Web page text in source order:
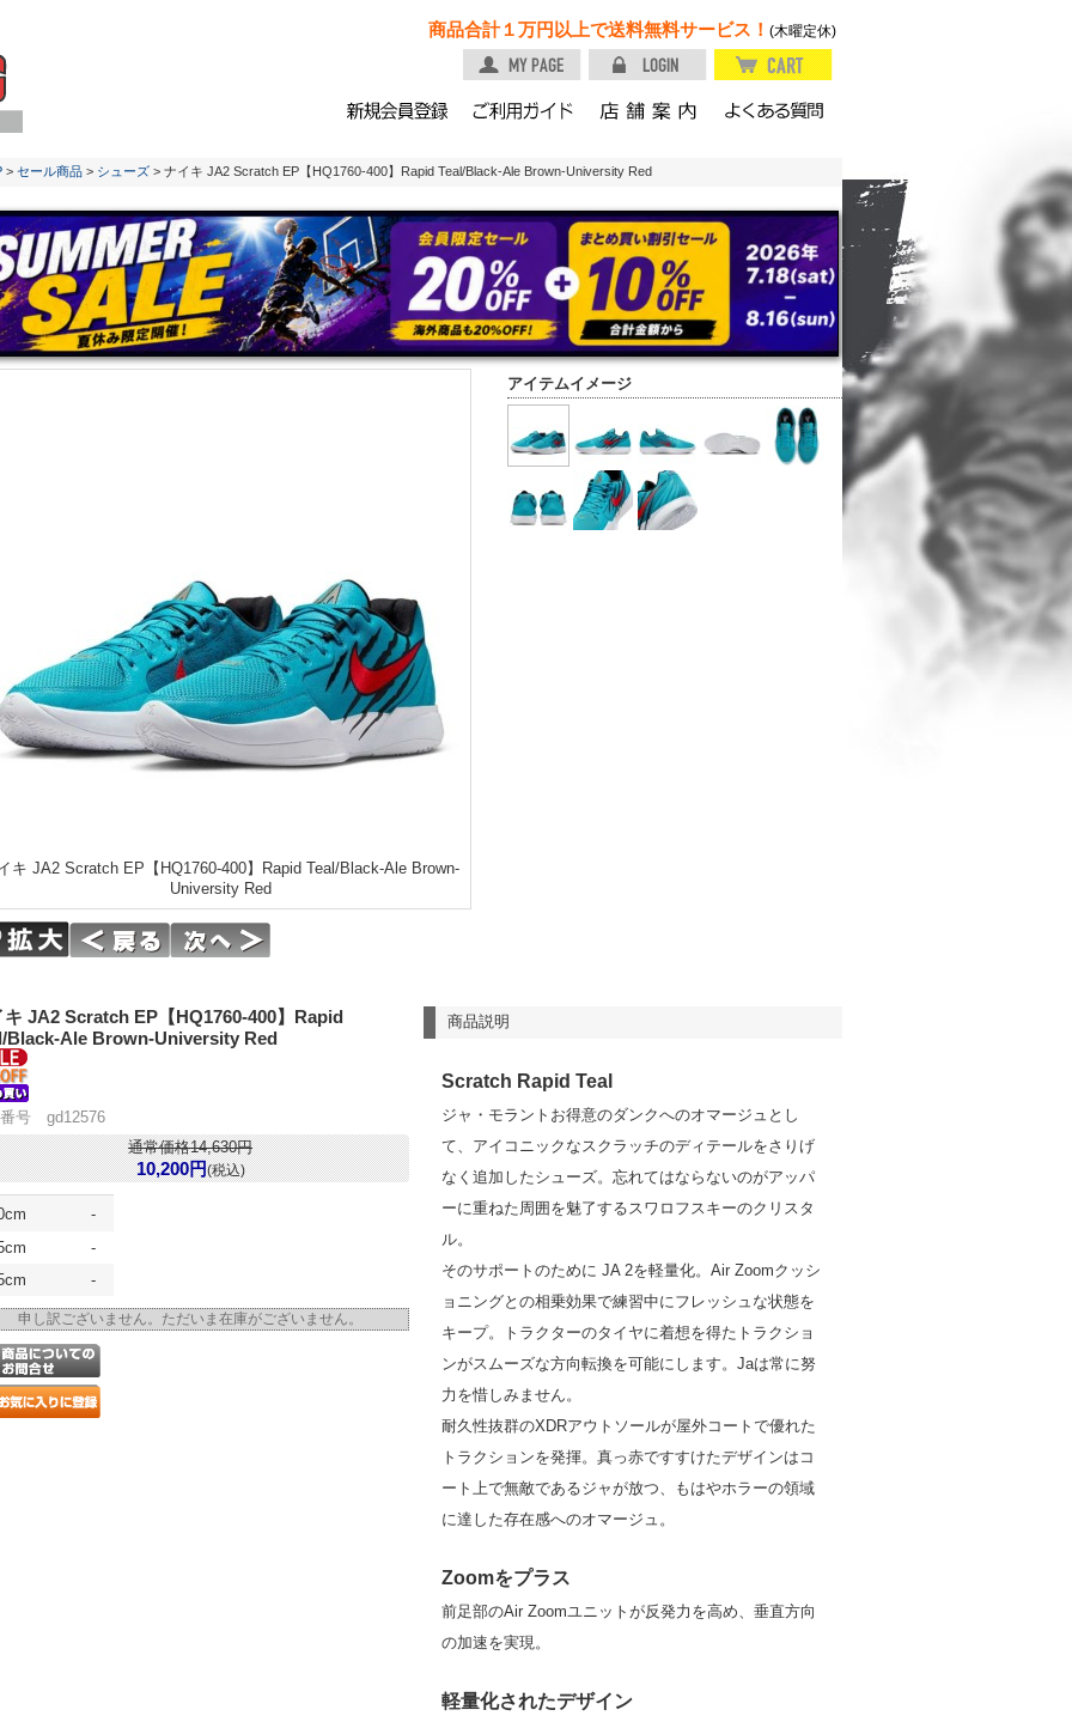
商品合計１万円以上で送料無料サービス！ (木曜定休)
> セール商品 > シューズ > ナイキ JA2 Scratch EP【HQ1760-400】Rapid Teal/Black-Ale Brown-University Red
アイテムイメージ
キ JA2 Scratch EP【HQ1760-400】Rapid Teal/Black-Ale Brown-
University Red
商品説明
Scratch Rapid Teal
ジャ・モラントお得意のダンクへのオマージュとし
て、アイコニックなスクラッチのディテールをさりげ
なく追加したシューズ。忘れてはならないのがアッパ
ーに重ねた周囲を魅了するスワロフスキーのクリスタ
ル。
そのサポートのために JA 2を軽量化。Air Zoomクッシ
ョニングとの相乗効果で練習中にフレッシュな状態を
キープ。トラクターのタイヤに着想を得たトラクショ
ンがスムーズな方向転換を可能にします。Jaは常に努
力を惜しみません。
耐久性抜群のXDRアウトソールが屋外コートで優れた
トラクションを発揮。真っ赤ですすけたデザインはコ
ート上で無敵であるジャが放つ、もはやホラーの領域
に達した存在感へのオマージュ。
Zoomをプラス
前足部のAir Zoomユニットが反発力を高め、垂直方向
の加速を実現。
軽量化されたデザイン
キ JA2 Scratch EP【HQ1760-400】Rapid
Black-Ale Brown-University Red
号 gd12576
通常価格14,630円
10,200円(税込)
-
-
-
申し訳ございません。ただいま在庫がございません。